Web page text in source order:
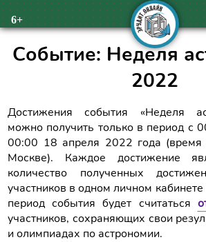
6+
Событие: Неделя
2022
Достижения события «Неделя
можно получить только в период с
00:00 18 апреля 2022 года (время
Москве). Каждое достижение
количество полученных
участников в одном личном
период события будет считаться
участников, сохраняющих свои
и олимпиадах по астрономии.